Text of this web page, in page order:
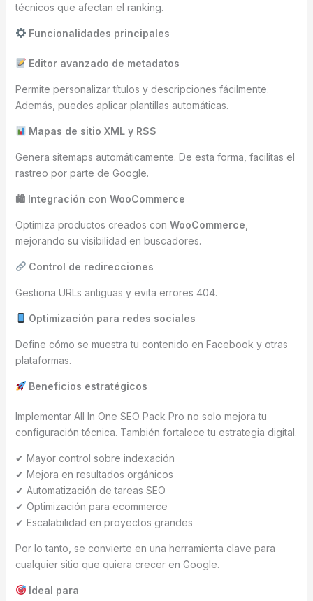
técnicos que afectan el ranking.
Funcionalidades principales
Editor avanzado de metadatos
Permite personalizar títulos y descripciones fácilmente.
Además, puedes aplicar plantillas automáticas.
Mapas de sitio XML y RSS
Genera sitemaps automáticamente. De esta forma, facilitas el
rastreo por parte de Google.
🛍 Integración con WooCommerce
Optimiza productos creados con WooCommerce
mejorando su visibilidad en buscadores.
Control de redirecciones
Gestiona URLs antiguas y evita errores 404.
Optimización para redes sociales
Define cómo se muestra tu contenido en Facebook y otras
plataformas.
Beneficios estratégicos
Implementar All In One SEO Pack Pro no solo mejora tu
configuración técnica. También fortalece tu estrategia digital.
✔ Mayor control sobre indexación
✔ Mejora en resultados orgánicos
✔ Automatización de tareas SEO
✔ Optimización para ecommerce
✔ Escalabilidad en proyectos grandes
Por lo tanto, se convierte en una herramienta clave para
cualquier sitio que quiera crecer en Google.
Ideal para